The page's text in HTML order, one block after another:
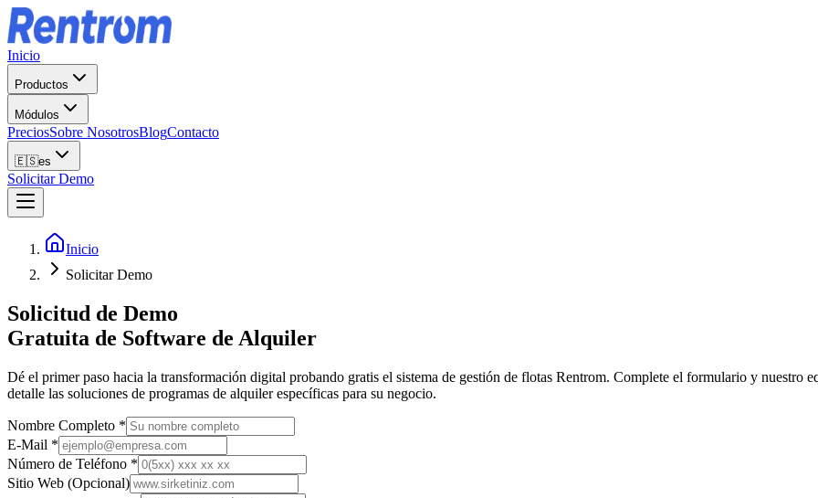
Inicio
Productos
Módulos
PreciosSobre NosotrosBlogContacto
🇪🇸es
Solicitar Demo
Inicio
Solicitar Demo
Solicitud de Demo
Gratuita de Software de Alquiler
Dé el primer paso hacia la transformación digital probando gratis el sistema de gestión de flotas Rentrom. Complete el formulario y nuestro
detalle las soluciones de programas de alquiler específicas para su negocio.
Nombre Completo *
E-Mail *
Número de Teléfono *
Sitio Web (Opcional)